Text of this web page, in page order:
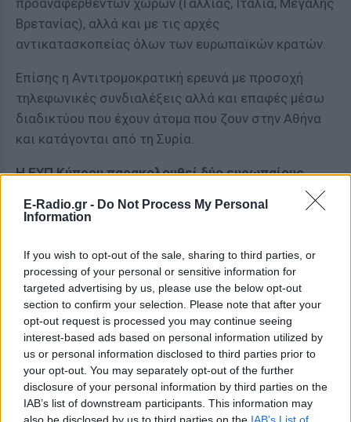
E-Radio.gr - Do Not Process My Personal
Information
If you wish to opt-out of the sale, sharing to third parties, or
processing of your personal or sensitive information for
targeted advertising by us, please use the below opt-out
section to confirm your selection. Please note that after your
opt-out request is processed you may continue seeing
interest-based ads based on personal information utilized by
us or personal information disclosed to third parties prior to
your opt-out. You may separately opt-out of the further
disclosure of your personal information by third parties on the
IAB’s list of downstream participants. This information may
προαναφερθέντων χωρών (Γαλλίας, Ιταλία, Μεγάλης
Βρετανίας), αλλά και με τις αρχές
αντικατασκοπείας όλων των ευρωπαϊκών κρατών.
Επίσης η Αντιτρομοκρατική ερευνά με προσοχή
τηλεφωνικές συνδιαλέξεις αλλά και επαφές μέσω
διαδικτύου που έχουν άτομα που ζουν στην Αθήνα
και κατάγονται από τη Συρία.
Η ΕΥΠ Κύπρου παρακολουθεί δύο ευρωπαίους
θεωρούνται ακραίοι ισλαμιστές έχει βάλει στο
στόχαστρό της η ΕΥΠ Κύπρου.
Σύμφωνα με πληροφορίες, σε σύσκεψη που έγινε το
πρωί του Σαββάτου στο αρχηγείο της κυπριακής
αστυνομίας, τέθηκε το θέμα για τους δύο υπόπτους
που βρίσκονται στην Κύπρο. Οπως επισημάνθηκε,
επισκέπτονται σε καθημερινή βάση μουσουλμανικά
τεμένη στις ελεύθερες περιοχές ενώ μετέβησαν και